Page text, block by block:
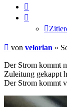
Beitrag
von velorian »
Der Strom kommt
Zuleitung gekappt
Der Strom kommt